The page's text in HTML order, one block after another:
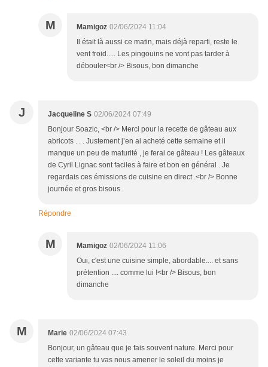
M Mamigoz 02/06/2024 11:04
Il était là aussi ce matin, mais déjà reparti, reste le
vent froid..... Les pingouins ne vont pas tarder à
débouler<br /> Bisous, bon dimanche
J Jacqueline S 02/06/2024 07:49
Bonjour Soazic, <br /> Merci pour la recette de gâteau aux
abricots . . . Justement j’en ai acheté cette semaine et il
manque un peu de maturité , je ferai ce gâteau ! Les gâteaux
de Cyril Lignac sont faciles à faire et bon en général . Je
regardais ces émissions de cuisine en direct .<br /> Bonne
journée et gros bisous .
Répondre
M Mamigoz 02/06/2024 11:06
Oui, c'est une cuisine simple, abordable.... et sans
prétention .... comme lui !<br /> Bisous, bon
dimanche
M Marie 02/06/2024 07:43
Bonjour, un gâteau que je fais souvent nature. Merci pour
cette variante tu vas nous amener le soleil du moins je